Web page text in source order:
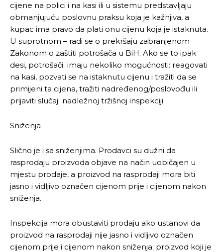
cijene na polici i na kasi ili u sistemu predstavljaju
obmanjujuću poslovnu praksu koja je kažnjiva, a
kupac ima pravo da plati onu cijenu koja je istaknuta.
U suprotnom – radi se o prekršaju zabranjenom
Zakonom o zaštiti potrošača u BiH. Ako se to ipak
desi, potrošači imaju nekoliko mogućnosti: reagovati
na kasi, pozvati se na istaknutu cijenu i tražiti da se
primijeni ta cijena, tražiti nadređenog/poslovođu ili
prijaviti slučaj nadležnoj tržišnoj inspekciji.
Sniženja
Slično je i sa sniženjima. Prodavci su dužni da
rasprodaju proizvoda objave na način uobičajen u
mjestu prodaje, a proizvod na rasprodaji mora biti
jasno i vidljivo označen cijenom prije i cijenom nakon
sniženja.
Inspekcija mora obustaviti prodaju ako ustanovi da
proizvod na rasprodaji nije jasno i vidljivo označen
cijenom prije i cijenom nakon sniženja; proizvod koji je